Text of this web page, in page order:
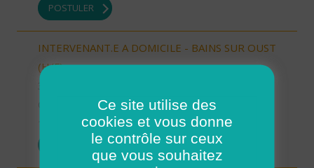
POSTULER
INTERVENANT.E A DOMICILE - BAINS SUR OUST
(H/F)
10/10/2025
POSTULER
Ce site utilise des
cookies et vous donne
le contrôle sur ceux
que vous souhaitez